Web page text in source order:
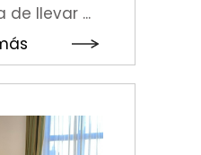
de llevar ...